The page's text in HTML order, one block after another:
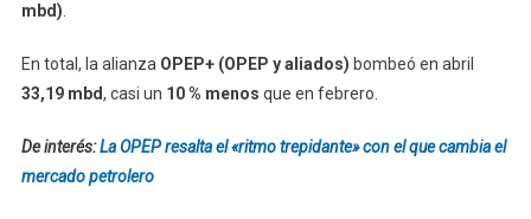
mbd)
En total, la alianza OPEP+ (OPEP y aliados) bombeó en abril
33,19 mbd, casi un 10 % menos que en febrero.
De interés:La OPEP resalta el «ritmo trepidante» con el que cambia el
mercado petrolero